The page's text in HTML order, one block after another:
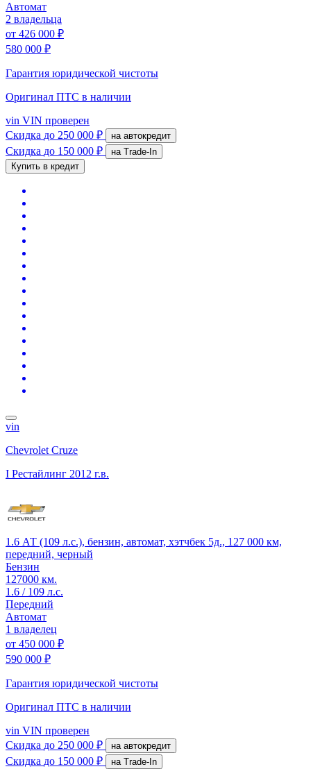
Автомат
2 владельца
от 426 000 ₽
580 000 ₽
Гарантия юридической чистоты
Оригинал ПТС в наличии
vin VIN проверен
Скидка до 250 000 ₽ на автокредит
Скидка до 150 000 ₽
на Trade-In
Купить в кредит
vin
Chevrolet Cruze
I Рестайлинг 2012 г.в.
1.6 АТ (109 л.с.), бензин, автомат, хэтчбек 5д., 127 000 км,
передний, черный
Бензин
127000 км.
1.6 / 109 л.с.
Передний
Автомат
1 владелец
от 450 000 ₽
590 000 ₽
Гарантия юридической чистоты
Оригинал ПТС в наличии
vin VIN проверен
Скидка до 250 000 ₽ на автокредит
Скидка до 150 000 ₽
на Trade-In